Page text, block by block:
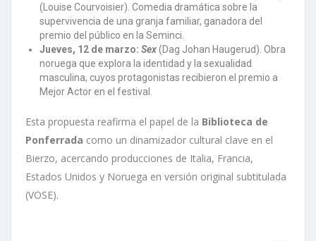
(Louise Courvoisier). Comedia dramática sobre la
supervivencia de una granja familiar, ganadora del
premio del público en la Seminci.
Jueves, 12 de marzo: Sex(Dag Johan Haugerud). Obra
noruega que explora la identidad y la sexualidad
masculina, cuyos protagonistas recibieron el premio a
Mejor Actor en el festival.
Esta propuesta reafirma el papel de la Biblioteca de
Ponferrada como un dinamizador cultural clave en el
Bierzo, acercando producciones de Italia, Francia,
Estados Unidos y Noruega en versión original subtitulada
(VOSE).